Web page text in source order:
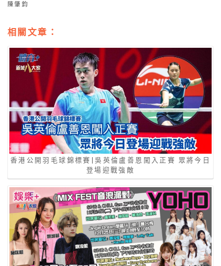
陳肇鈞
相關文章：
香港公開羽毛球錦標賽|吳英倫盧善恩闖入正賽 眾將今日
登場迎戰強敵